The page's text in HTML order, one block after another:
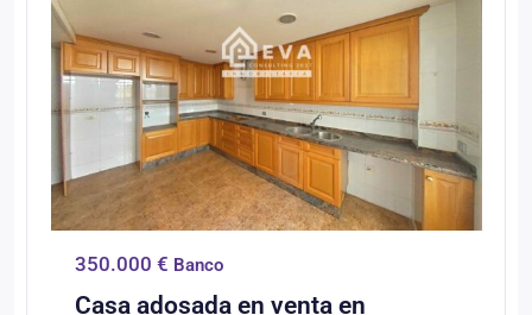
350.000 € Banco
Casa adosada en venta en